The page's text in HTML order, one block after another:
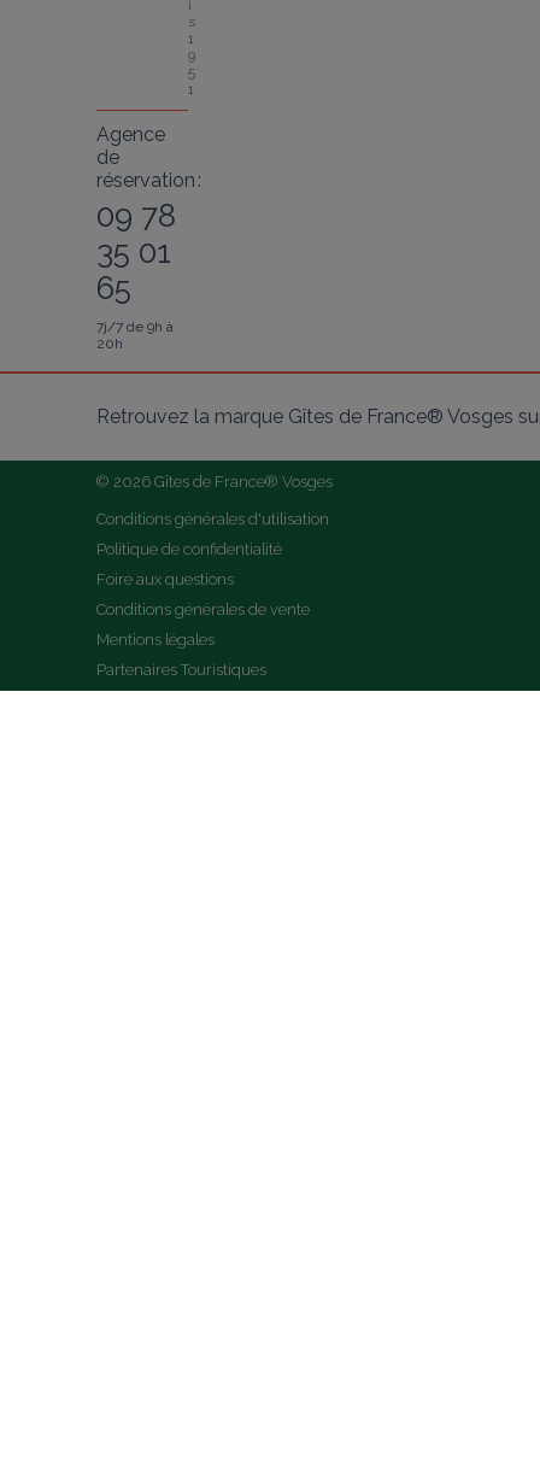
i
s
1
9
5
1
Agence
de
réservation :
09 78
35 01
65
7j/7 de 9h à
20h
Retrouvez la marque Gîtes de France® Vosges
© 2026 Gîtes de France® Vosges
Conditions générales d'utilisation
Politique de confidentialité
Foire aux questions
Conditions générales de vente
Mentions légales
Partenaires Touristiques